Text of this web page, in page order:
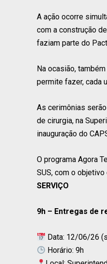
A ação ocorre
com a construção
faziam parte do
Na ocasião,
permite fazer, cada
As cerimônias
de cirurgia, na
inauguração do
O programa Agora
SUS, com o
SERVIÇO
9h – Entregas de
Data: 12/06/26
Horário: 9h